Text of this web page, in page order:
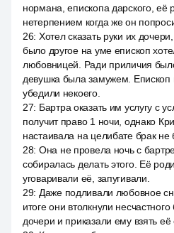
нормана, епископа дарского, её
нетерпением когда же он
26: Хотел сказать руки их
было другое на уме епископ
любовницей. Ради приличия
девушка была замужем. Епископ
убедили некоего.
27: Бартра оказать им услугу с
получит право 1 ночи, однако
настаивала на целибате брак не
28: Она не провела ночь с
собиралась делать этого. Её
уговаривали её, запугивали.
29: Даже подливали любовное
итоге они втолкнули
дочери и приказали ему взять её